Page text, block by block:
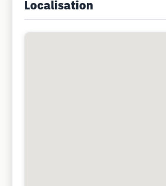
Localisation